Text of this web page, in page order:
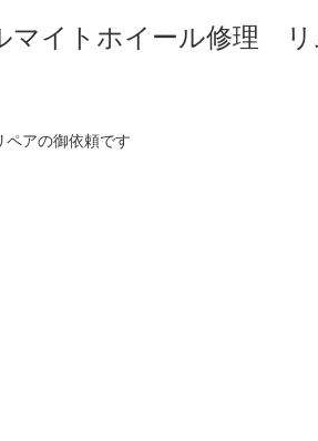
イトホイール修理 リ
ペアの御依頼です